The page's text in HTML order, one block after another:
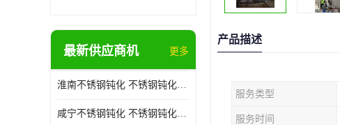
最新供应商机 更多
淮南不锈钢钝化 不锈钢钝化公司
咸宁不锈钢钝化 不锈钢钝化处理公司
产品描述
服务类型
服务时间